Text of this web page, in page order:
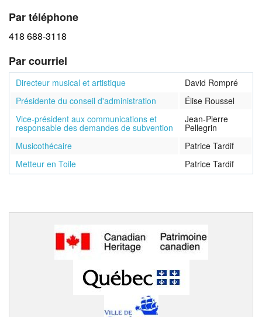
Contact
Par téléphone
418 688-3118
Par courriel
Directeur musical et artistique
David Rompré
Présidente du conseil d'administration
Élise Roussel
Vice-président aux communications et
responsable des demandes de subvention
Jean-Pierre
Pellegrin
Musicothécaire
Patrice Tardif
Metteur en Toile
Patrice Tardif